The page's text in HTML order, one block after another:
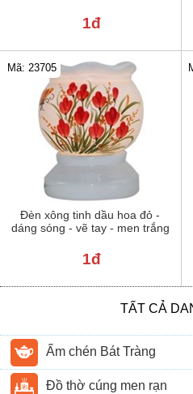
1đ
Đèn xông tinh dầu hoa đỏ -
dáng sóng - vẽ tay - men trắng
Mã: 23705
1đ
TẤT CẢ
Ấm chén Bát Tràng
Đồ thờ cúng men rạn